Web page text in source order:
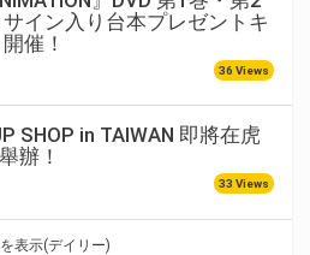
イン入り台本プレゼントキ
催！
36 Views
SHOP in TAIWAN 即將在虎
辦！
33 Views
表示(デイリー)